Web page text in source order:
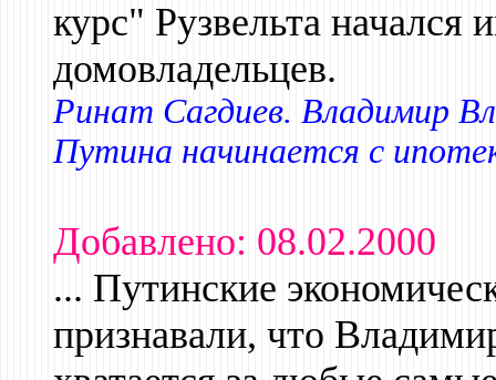
курс" Рузвельта начался
домовладельцев.
Ринат Сагдиев. Владимир
Путина начинается с
Добавлено: 08.02.2000
... Путинские
признавали, что